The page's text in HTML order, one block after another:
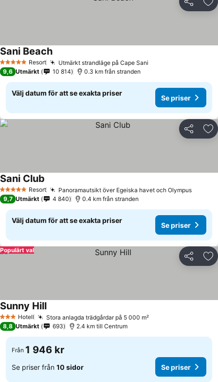
Dela
5 Stjärnor Resort Utmärkt strandläge på Cape Sani
Sani Beach
9,6 Utmärkt 10 814 0.3 km från stranden
Välj datum för att se exakta priser
Se priser
Dela
5 Stjärnor Resort Panoramautsikt över Egeiska havet och Olympus
Sani Club
9,7 Utmärkt 4 840 0.4 km från stranden
Välj datum för att se exakta priser
Se priser
Dela
Populärt val
3 StjärnorHotell Stora anlagda trädgårdar på 5 000 m²
Sunny Hill
8,8 Utmärkt 693 2.4 km till Centrum
Från 1 946 kr
Se priser från 10 sidor Se priser